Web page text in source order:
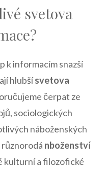
svetova
k informacím snazší
hlubšísvetova
čerpat ze
sociologických
náboženských
různorodá nboženství
kulturní a filozofické